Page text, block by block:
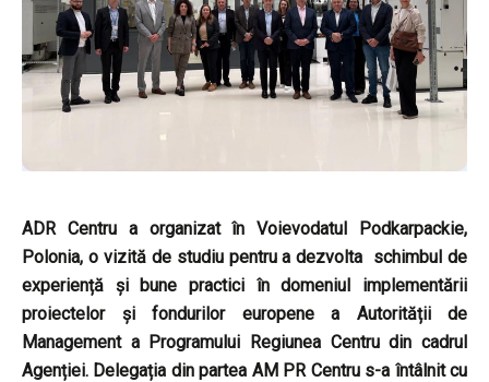
ADR Centru a organizat în Voievodatul Podkarpackie,
Polonia, o vizită de studiu pentru a dezvolta schimbul de
experiență și bune practici în domeniul implementării
proiectelor și fondurilor europene a Autorității de
Management a Programului Regiunea Centru din cadrul
Agenției. Delegația din partea AM PR Centru s-a întâlnit cu